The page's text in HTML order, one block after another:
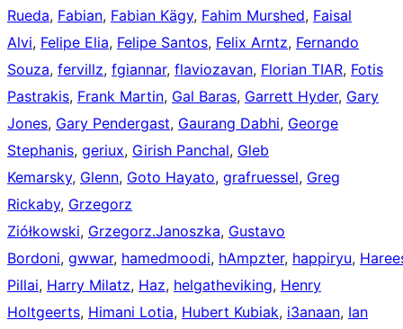
Rueda, Fabian, Fabian Kägy, Fahim Murshed, Faisal
Alvi, Felipe Elia, Felipe Santos, Felix Arntz, Fernando
Souza, fervillz, fgiannar, flaviozavan, Florian TIAR, Fotis
Pastrakis, Frank Martin, Gal Baras, Garrett Hyder, Gary
Jones, Gary Pendergast, Gaurang Dabhi, George
Stephanis, geriux, Girish Panchal, Gleb
Kemarsky, Glenn, Goto Hayato, grafruessel, Greg
Rickaby, Grzegorz
Ziółkowski, Grzegorz.Janoszka, Gustavo
Bordoni, gwwar, hamedmoodi, hAmpzter, happiryu,
Pillai, Harry Milatz, Haz, helgatheviking, Henry
Holtgeerts, Himani Lotia, Hubert Kubiak, i3anaan, Ian